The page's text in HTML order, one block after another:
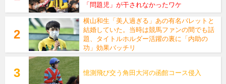
「問題児」が干されなかったワケ
横山和生「美人過ぎる」あの有名バレットと
結婚していた。当時は競馬ファンの間でも話
題、タイトルホルダー活躍の裏に「内助の
功」効果バッチリ
憶測飛び交う角田大河の函館コース侵入